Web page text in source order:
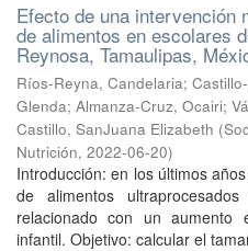
Efecto de una intervención
de alimentos en escolares
Reynosa, Tamaulipas,
Ríos-Reyna, Candelaria;
Glenda; Almanza-Cruz, Ocairi;
Castillo, SanJuana Elizabeth (
Nutrición, 2022-06-20)
Introducción: en los últimos
de alimentos
relacionado con un aumento
infantil. Objetivo: calcular el